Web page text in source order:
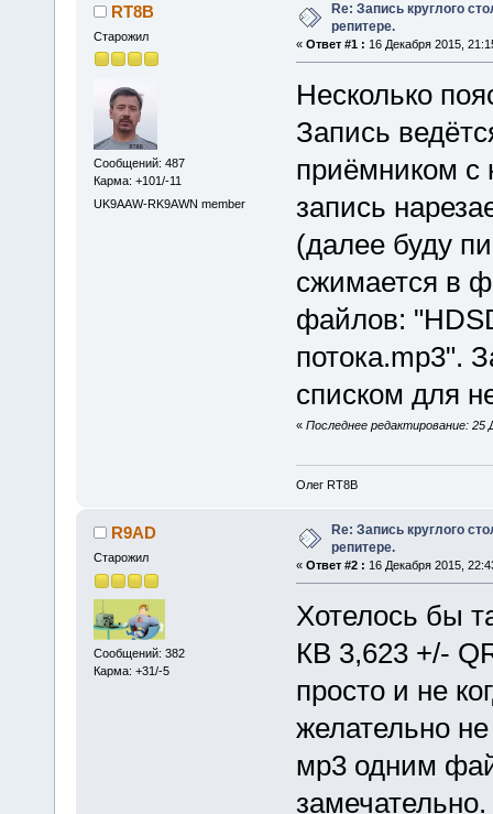
RT8B
Старожил
Сообщений: 487
Карма: +101/-11
UK9AAW-RK9AWN member
Re: Запись круглого
репитере.
« Ответ #1 : 16 Декабря 2015,
Несколько
Запись
приёмником с
запись
(далее буду
сжимается в
файлов:
потока.mp3".
списком для
« Последнее редактирование: 25
Олег RT8B
R9AD
Старожил
Сообщений: 382
Карма: +31/-5
Re: Запись круглого
репитере.
« Ответ #2 : 16 Декабря 2015,
Хотелось бы
КВ 3,623 +/-
просто и не
желательно
мр3 одним
замечательно.